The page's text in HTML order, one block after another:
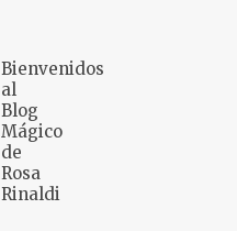
Bienvenidos
al
Blog
Mágico
de
Rosa
Rinaldi